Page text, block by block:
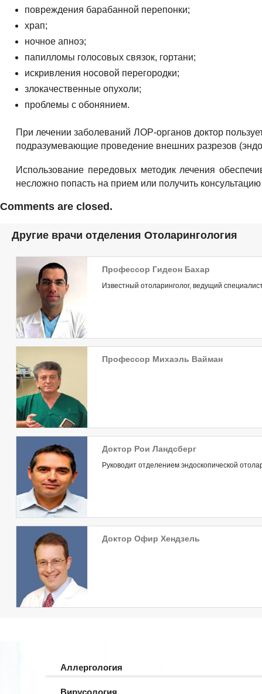
повреждения барабанной перепонки;
храп;
ночное апноэ;
папилломы голосовых связок, гортани;
искривления носовой перегородки;
злокачественные опухоли;
проблемы с обонянием.
При лечении заболеваний ЛОР-органов доктор
подразумевающие проведение внешних разрезов
Использование передовых методик лечения
несложно попасть на прием или получить
Comments are closed.
Другие врачи отделения Отоларингология
Профессор Гидеон Бахар
Известный отоларинголог, ведущий
Профессор Михаэль Вайман
Доктор Рои Ландсберг
Руководит отделением эндоскопической
Доктор Офир Хендзель
Аллергология
Вирусология